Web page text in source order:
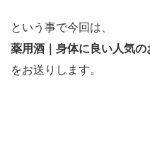
という事で今回は、
薬用酒｜身体に良い人気
をお送りします。